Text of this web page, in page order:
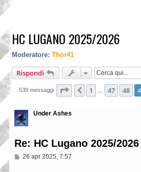
HC LUGANO 2025/2026
Moderatore: Thor41
Rispondi
539 messaggi Pagina 49di54
Precedente
1 47 48
Under Ashes
Re: HC Lugano 2025/2026
M
26 apr 2025, 7:57